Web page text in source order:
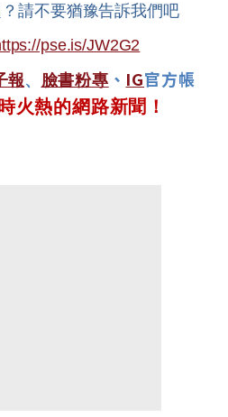
請不要猶豫告訴我們吧
pse.is/JW2G2
報、 臉書粉專 、 IG官方帳
火熱的網路新聞！